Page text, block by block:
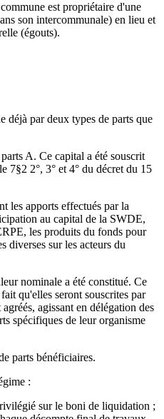
est propriétaire d'une
son intercommunale) en lieu et
(égouts).
déjà par deux types de parts que
A. Ce capital a été souscrit
7§2 2°, 3° et 4° du décret du 15
les apports effectués par la
au capital de la SWDE,
les produits du fonds pour
diverses sur les acteurs du
nominale a été constitué. Ce
qu'elles seront souscrites par
agissant en délégation des
spécifiques de leur organisme
parts bénéficiaires.
:
sur le boni de liquidation ;